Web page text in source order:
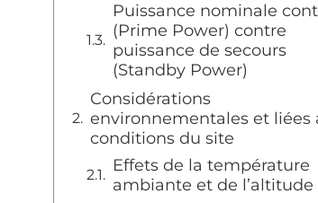
Puissance nominale
(Prime Power) contre
puissance de secours
(Standby Power)
Considérations
environnementales et liées
conditions du site
Effets de la température
ambiante et de l’altitude